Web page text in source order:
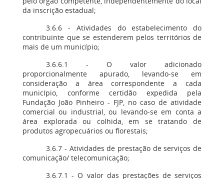
da inscrição estadual;
3.6.6 - Atividades do estabelecimento do
contribuinte que se estenderem pelos territórios de
mais de um município;
3.6.6.1 - O valor adicionado
proporcionalmente apurado, levando-se em
consideração a área correspondente a cada
município, conforme certidão expedida pela
Fundação João Pinheiro - FJP, no caso de atividade
comercial ou industrial, ou levando-se em conta a
área explorada ou colhida, em se tratando de
produtos agropecuários ou florestais;
3.6.7 - Atividades de prestação de serviços de
comunicação/ telecomunicação;
3.6.7.1 - O valor das prestações de serviços